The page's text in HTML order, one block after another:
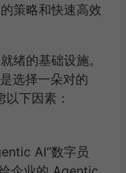
策略和快速高效
绪的基础设施。
选择一朵对的
下因素：
AI“数字员